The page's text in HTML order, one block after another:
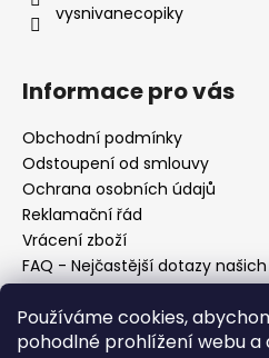
Používáme cookies,
pohodlné prohlížení webu a
vysnivanecopiky
Informace pro vás
Obchodní podmínky
Odstoupení od smlouvy
Ochrana osobních údajů
Reklamační řád
Vrácení zboží
FAQ - Nejčastější dotazy
Mapa braiderek
Kurz zapletání vlasů
Blog